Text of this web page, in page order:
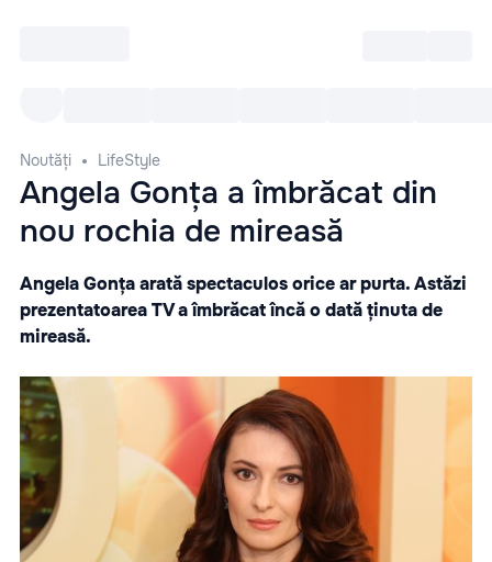
Noutăți LifeStyle
Angela Gonța a îmbrăcat din
nou rochia de mireasă
Angela Gonța arată spectaculos orice ar purta. Astăzi
prezentatoarea TV a îmbrăcat încă o dată ținuta de
mireasă.